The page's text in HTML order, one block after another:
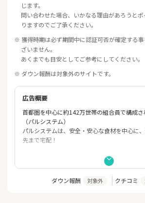
じます。
問い合わせた場合、いかなる理由があろうと
りますのでご了承ください。
※ 獲得時期は必ず期間中に認証可否が確定する
ざいません。
あくまでも目安としてご参考にしてください。
※ ダウン報酬は対象外のサイトです。
広告概要
首都圏を中心に約142万世帯の組合員で構成
（パルシステム）
パルシステムは、安全・安心な食材を中心に
先まで宅配！
産地直送と環境にこだわった、おいしくて安
週に一度ご自宅の玄関先まで届けてくれる生
ご自身のくらしに合うカタログの中から食材
ダウン報酬 対象外 クチコミ